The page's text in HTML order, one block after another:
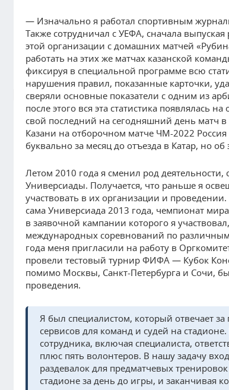
— Изначально я работал спортивным
Также сотрудничал с УЕФА, сначала
этой организации с домашних матчей
работать на этих же матчах казанской
фиксируя в специальной программе всю
нарушения правил, показанные карточки,
сверяли основные показатели с одним из
после этого вся эта статистика появлялась
свой последний на сегодняшний день матч в
Казани на отборочном матче ЧМ-2022
буквально за месяц до отъезда в Катар, но об
Летом 2010 года я сменил род деятельности,
Универсиады. Получается, что раньше я
участвовать в их организации и
сама Универсиада 2013 года, чемпионат
в заявочной кампании которого я
международных соревнований по
года меня пригласили на работу в
провели тестовый турнир ФИФА — Кубок
помимо Москвы, Санкт-Петербурга и Сочи,
проведения.
Я был специалистом, который отвечает за
сервисов для команд и судей на
сотрудника, включая специалиста,
плюс пять волонтеров. В нашу задачу
раздевалок для предматчевых
стадионе за день до игры, и заканчивая